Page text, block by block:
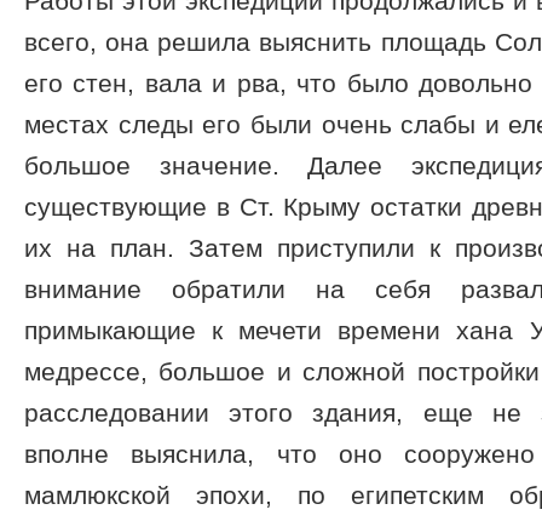
всего, она решила выяснить площадь
его стен, вала и рва, что было довольно
местах следы его были очень слабы и
большое значение. Далее
существующие в Ст. Крыму остатки
их на план. Затем приступили к
внимание обратили на себя
примыкающие к мечети времени хана
медрессе, большое и сложной
расследовании этого здания, еще не
вполне выяснила, что оно сооружено
мамлюкской эпохи, по египетским